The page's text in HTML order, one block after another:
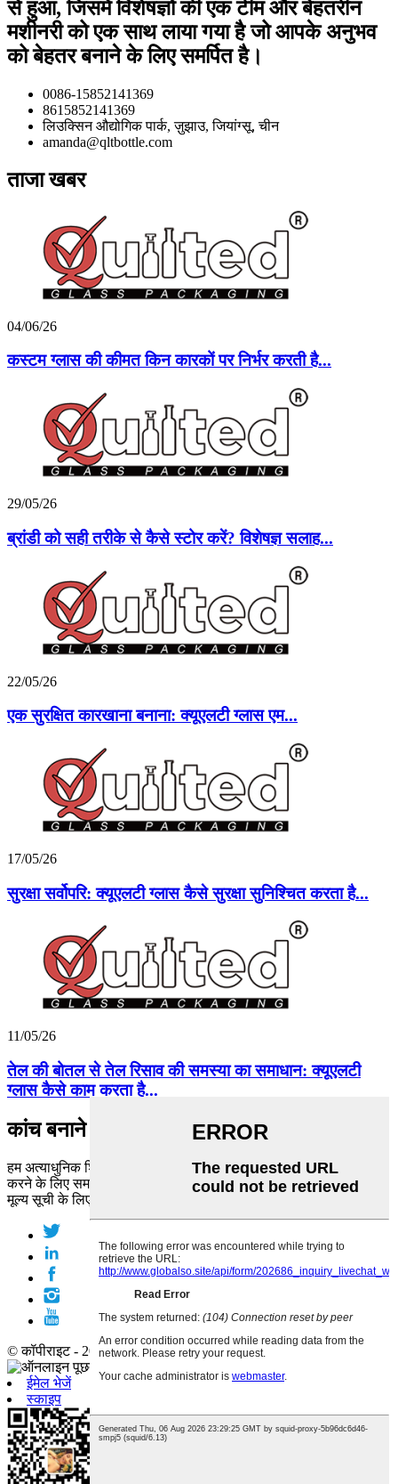
से हुआ, जिसमें विशेषज्ञों की एक टीम और बेहतरीन
मशीनरी को एक साथ लाया गया है जो आपके अनुभव
को बेहतर बनाने के लिए समर्पित है।
0086-15852141369
8615852141369
लिउक्सिन औद्योगिक पार्क, ज़ुझाउ, जियांग्सू, चीन
amanda@qltbottle.com
ताजा खबर
04/06/26
कस्टम ग्लास की कीमत किन कारकों पर निर्भर करती है...
29/05/26
ब्रांडी को सही तरीके से कैसे स्टोर करें? विशेषज्ञ सलाह...
22/05/26
एक सुरक्षित कारखाना बनाना: क्यूएलटी ग्लास एम...
17/05/26
सुरक्षा सर्वोपरि: क्यूएलटी ग्लास कैसे सुरक्षा सुनिश्चित करता है...
11/05/26
तेल की बोतल से तेल रिसाव की समस्या का समाधान: क्यूएलटी
ग्लास कैसे काम करता है...
कांच बनाने वाला
हम अत्याधुनिक शिल्प कौशल और सच्ची प्रतिबद्धता के साथ आपका समर्थन
करने के लिए समर्पित हैं।
मूल्य सूची के लिए पूछताछ करें
© कॉपीराइट - 2010-2019 : सर्वाधिकार सुरक्षित।
ईमेल भेजें
स्काइप